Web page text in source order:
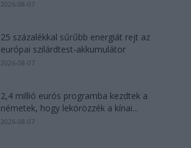
2026-08-07
25 százalékkal sűrűbb energiát rejt az
európai szilárdtest-akkumulátor
2026-08-07
2,4 millió eurós programba kezdtek a
németek, hogy lekörözzék a kínai...
2026-08-07